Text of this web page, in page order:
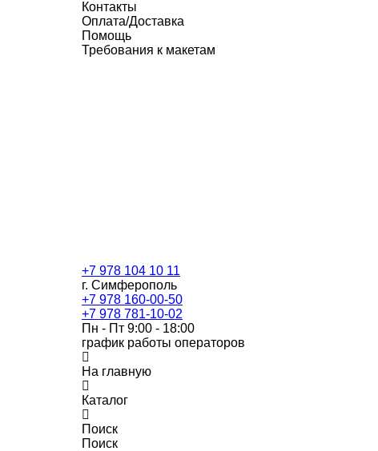
Контакты
Оплата/Доставка
Помощь
Требования к макетам
+7 978 104 10 11
г. Симферополь
+7 978 160-00-50
+7 978 781-10-02
Пн - Пт 9:00 - 18:00
график работы операторов
На главную
Каталог
Поиск
Поиск